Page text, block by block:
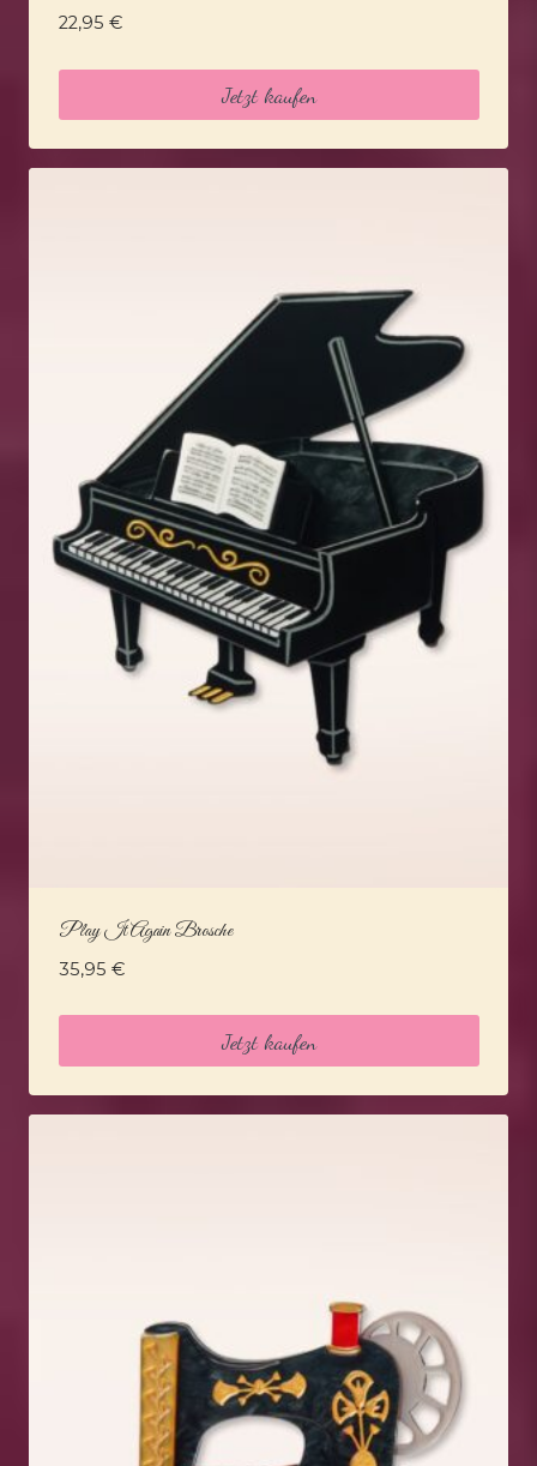
22,95 €
Jetzt kaufen
Play It Again Brosche
35,95 €
Jetzt kaufen